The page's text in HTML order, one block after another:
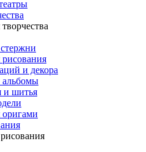
и декора
и шитья